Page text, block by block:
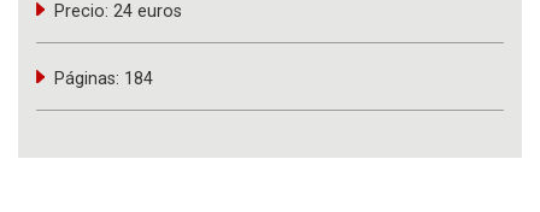
Precio: 24 euros
Páginas: 184